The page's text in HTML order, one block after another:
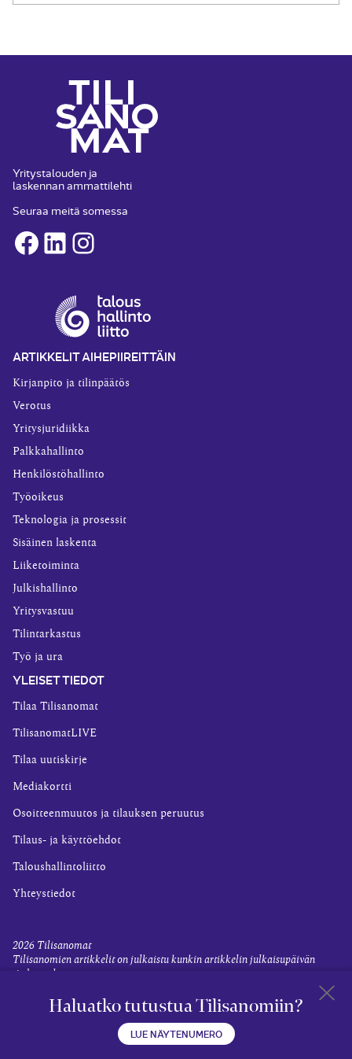
Yritystalouden ja
laskennan ammattilehti
Seuraa meitä somessa
Facebook
LinkedInInstagram
ARTIKKELIT AIHEPIIREITTÄIN
Kirjanpito ja tilinpäätös
Verotus
Yritysjuridiikka
Palkkahallinto
Henkilöstöhallinto
Työoikeus
Teknologia ja prosessit
Sisäinen laskenta
Liiketoiminta
Julkishallinto
Yritysvastuu
Tilintarkastus
Työ ja ura
YLEISET TIEDOT
Tilaa Tilisanomat
TilisanomatLIVE
Tilaa uutiskirje
Mediakortti
Osoitteenmuutos ja tilauksen peruutus
Tilaus- ja käyttöehdot
Taloushallintoliitto
Yhteystiedot
2026 Tilisanomat
Tilisanomien artikkelit on julkaistu kunkin artikkelin julkaisupäivän
tiedon valossa.
EvästevalinnatHaluatko tutustua Tilisanomiin?
LUE NÄYTENUMERO